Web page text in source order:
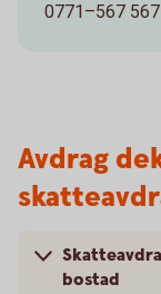
0771–567
Avdrag
bostad